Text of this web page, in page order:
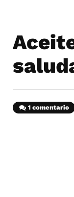
1 comentario